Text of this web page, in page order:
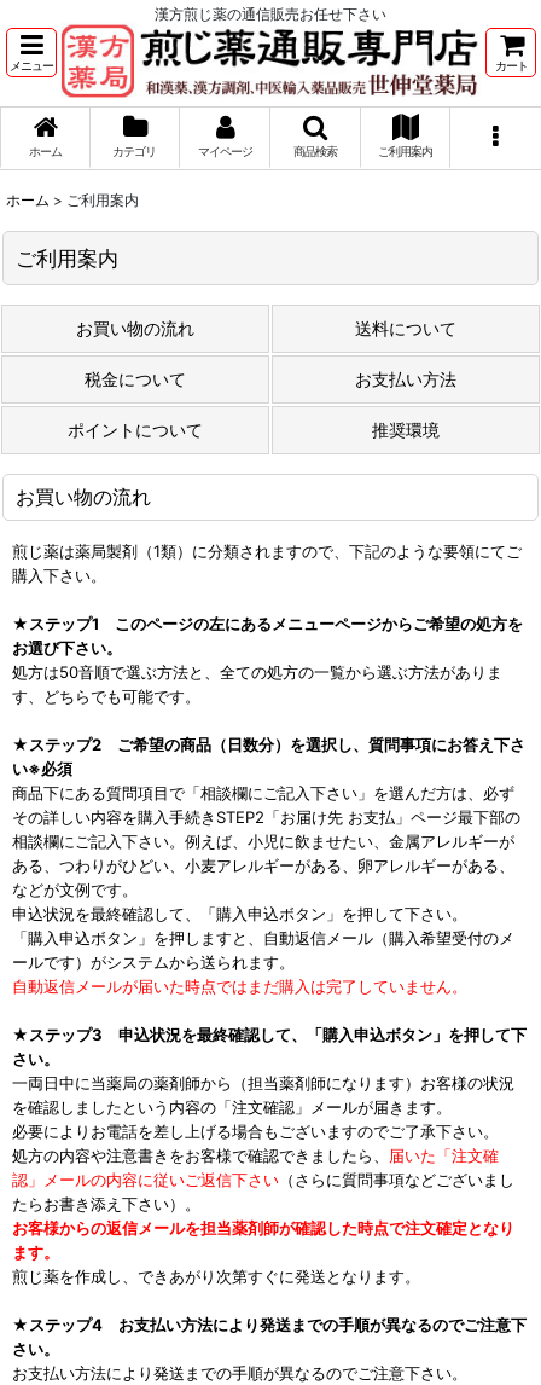
漢方煎じ薬の通信販売お任せ下さい
メニュー カート
ホーム カテゴリ マイページ 商品検索 ご利用案内
ホーム > ご利用案内
ご利用案内
お買い物の流れ 送料について
税金について お支払い方法
ポイントについて 推奨環境
お買い物の流れ
煎じ薬は薬局製剤（1類）に分類されますので、下記のような要領にてご
購入下さい。
★ステップ1 このページの左にあるメニューページからご希望の処方を
お選び下さい。
処方は50音順で選ぶ方法と、全ての処方の一覧から選ぶ方法がありま
す、どちらでも可能です。
★ステップ2 ご希望の商品（日数分）を選択し、質問事項にお答え下さ
い※必須
商品下にある質問項目で「相談欄にご記入下さい」を選んだ方は、必ず
その詳しい内容を購入手続きSTEP2「お届け先 お支払」ページ最下部の
相談欄にご記入下さい。例えば、小児に飲ませたい、金属アレルギーが
ある、つわりがひどい、小麦アレルギーがある、卵アレルギーがある、
などが文例です。
申込状況を最終確認して、「購入申込ボタン」を押して下さい。
「購入申込ボタン」を押しますと、自動返信メール（購入希望受付のメ
ールです）がシステムから送られます。
自動返信メールが届いた時点ではまだ購入は完了していません。
★ステップ3 申込状況を最終確認して、「購入申込ボタン」を押して下
さい。
一両日中に当薬局の薬剤師から（担当薬剤師になります）お客様の状況
を確認しましたという内容の「注文確認」メールが届きます。
必要によりお電話を差し上げる場合もございますのでご了承下さい。
処方の内容や注意書きをお客様で確認できましたら、 届いた「注文確
認」メールの内容に従いご返信下さい （さらに質問事項などございまし
たらお書き添え下さい）。
お客様からの返信メールを担当薬剤師が確認した時点で注文確定となり
ます。
煎じ薬を作成し、できあがり次第すぐに発送となります。
★ステップ4 お支払い方法により発送までの手順が異なるのでご注意下
さい。
お支払い方法により発送までの手順が異なるのでご注意下さい。